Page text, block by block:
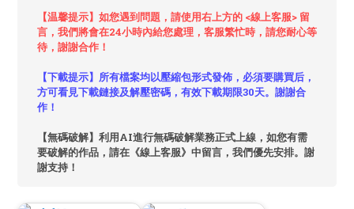
【温馨提示】如您遇到問題，請使用右上方的 <線上客服> 留
言，我們將會在24小時內給您處理，客服繁忙時，請您耐心等
待，謝謝合作！
【下載提示】所有檔案均以壓縮包形式發佈，必須要購買后，
方可看見下載鏈接及解壓密碼，有效下載期限30天。謝謝合
作！
【無碼破解】利用AI進行無碼破解業務正式上線，如您有需
要破解的作品，請在《線上客服》中留言，我們優先安排。謝
謝支持！